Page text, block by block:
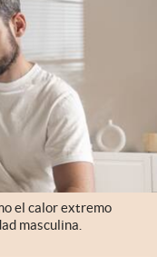
el calor extremo
masculina.